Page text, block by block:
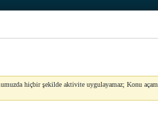
hiçbir şekilde aktivite uygulayamaz; Konu